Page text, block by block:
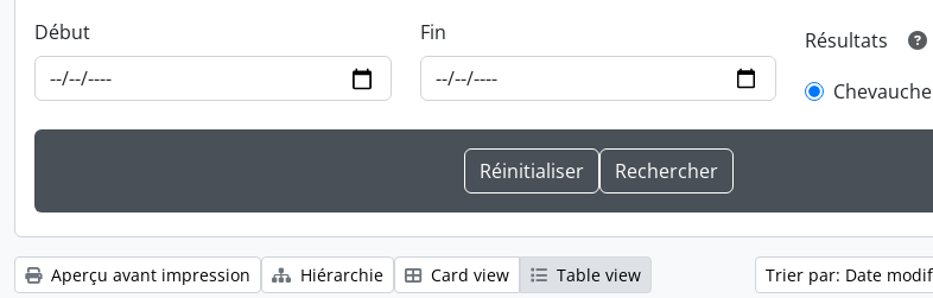
Début Fin
Résultats
Aperçu avant impression Hiérarchie Card view Table view Trier par: Date